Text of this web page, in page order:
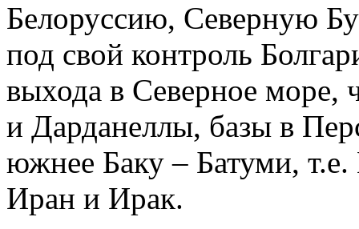
Белоруссию, Северную
под свой контроль
выхода в Северное море,
и Дарданеллы, базы в
южнее Баку – Батуми,
Иран и Ирак.